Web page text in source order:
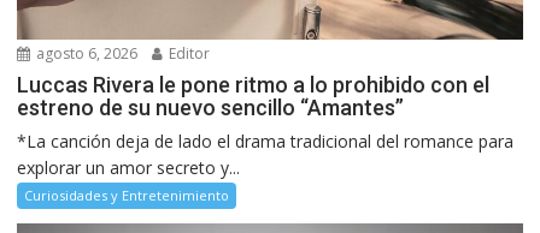
agosto 6, 2026 Editor
Luccas Rivera le pone ritmo a lo prohibido con el
estreno de su nuevo sencillo “Amantes”
*La canción deja de lado el drama tradicional del romance para
explorar un amor secreto y...
Curiosidades y Entretenimiento